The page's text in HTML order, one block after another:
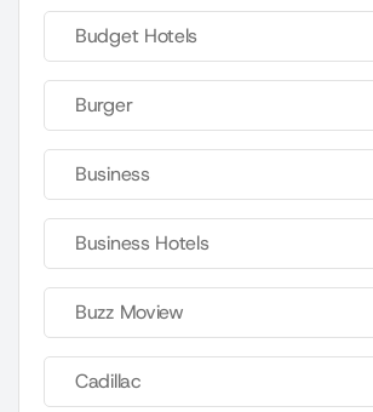
Budget Hotels
Burger
Business
Business Hotels
Buzz Moview
Cadillac